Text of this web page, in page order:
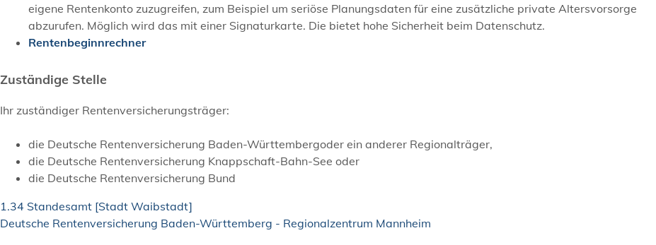
eigene Rentenkonto zuzugreifen, zum Beispiel um seriöse Planungsdaten für eine zusätzliche private Altersvorsorge
abzurufen. Möglich wird das mit einer Signaturkarte. Die bietet hohe Sicherheit beim Datenschutz.
Rentenbeginnrechner
Zuständige Stelle
Ihr zuständiger Rentenversicherungsträger:
die Deutsche Rentenversicherung Baden-Württembergoder ein anderer Regionalträger,
die Deutsche Rentenversicherung Knappschaft-Bahn-See oder
die Deutsche Rentenversicherung Bund
1.34 Standesamt [Stadt Waibstadt]
Deutsche Rentenversicherung Baden-Württemberg - Regionalzentrum Mannheim